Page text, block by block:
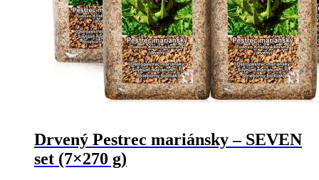
Drvený Pestrec mariánsky – SEVEN
set (7×270 g)